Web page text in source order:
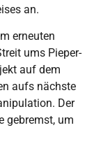
an.
erneuten
ums Pieper-
auf dem
aufs nächste
Der
gebremst, um